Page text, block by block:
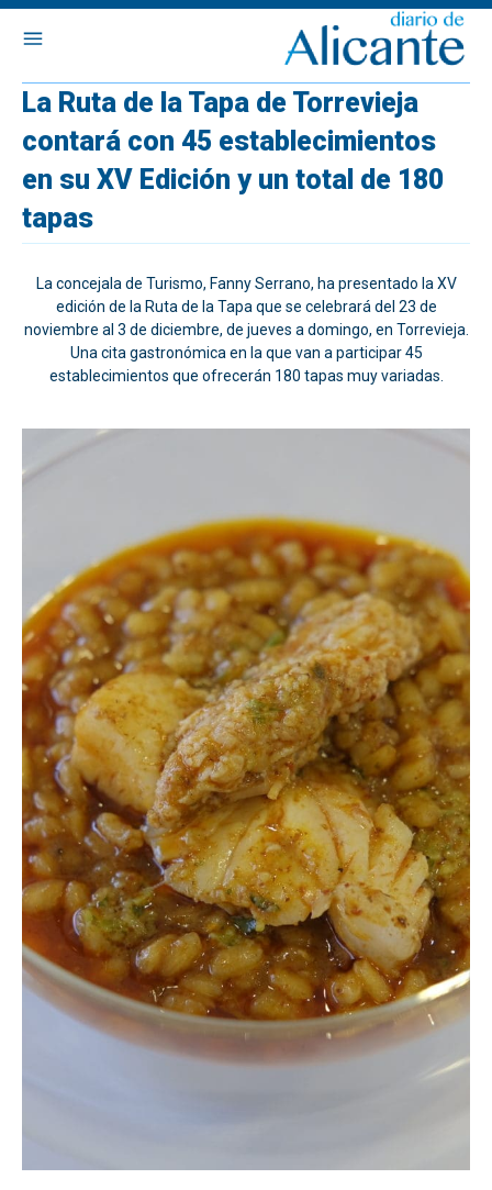
La Ruta de la Tapa de Torrevieja
contará con 45 establecimientos
en su XV Edición y un total de 180
tapas
La concejala de Turismo, Fanny Serrano, ha presentado la XV
edición de la Ruta de la Tapa que se celebrará del 23 de
noviembre al 3 de diciembre, de jueves a domingo, en Torrevieja.
Una cita gastronómica en la que van a participar 45
establecimientos que ofrecerán 180 tapas muy variadas.